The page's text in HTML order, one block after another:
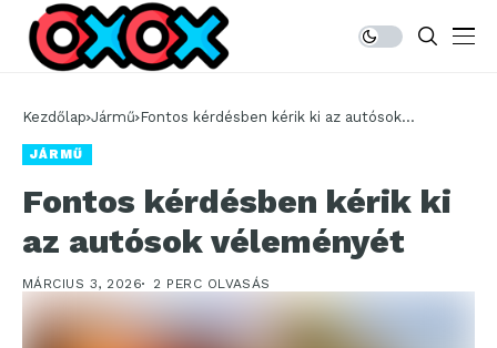
Kezdőlap Jármű Fontos kérdésben kérik ki az autósok
JÁRMŰ
Fontos kérdésben kérik ki
az autósok véleményét
MÁRCIUS 3, 2026 2 PERC OLVASÁS